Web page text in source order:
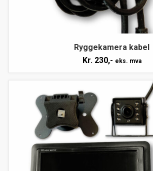
Ryggekamera kabel
Kr. 230,- eks. mva